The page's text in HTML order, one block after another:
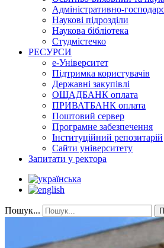
Адміністративно-
Наукові підрозділи
Наукова бібліотека
Студмістечко
РЕСУРСИ
е-Університет
Підтримка користувачів
Державні закупівлі
ОЩАДБАНК оплата
ПРИВАТБАНК оплата
Поштовий сервер
Програмне забезпечення
Інституційний репозитарій
Сайти університету
Запитати у ректора
Пошук...